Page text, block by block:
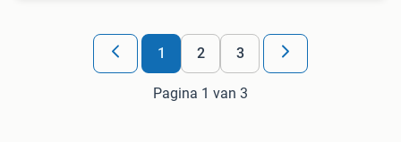
1 2 3
Pagina 1 van 3